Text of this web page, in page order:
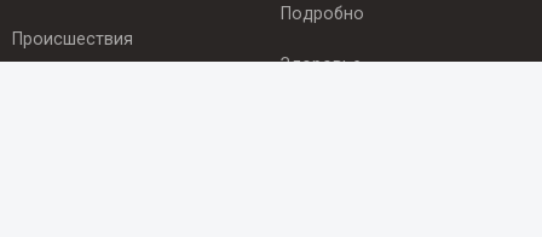
Происшествия
Подробно
Здоровье